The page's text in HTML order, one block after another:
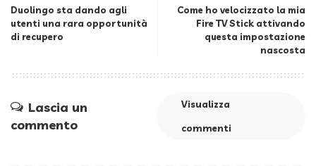
Duolingo sta dando agli
utenti una rara opportunità
di recupero
Come ho velocizzato la mia
Fire TV Stick attivando
questa impostazione
nascosta
Lascia un
commento
Visualizza
commenti